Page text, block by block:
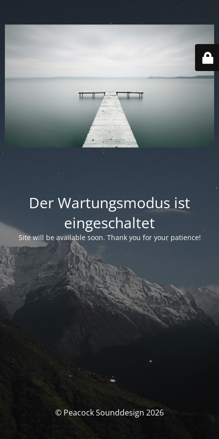
Der Wartungsmodus ist
eingeschaltet
Site will be available soon. Thank you for your patience!
© Peacock Sounddesign 2026